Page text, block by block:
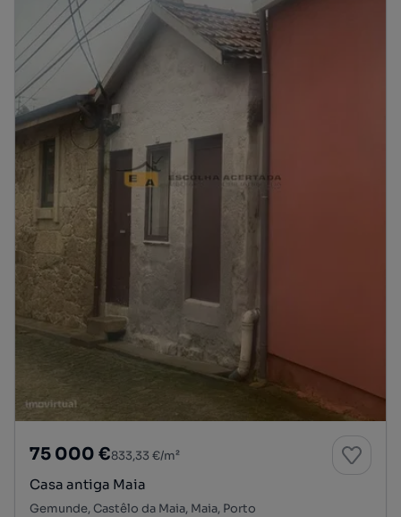
75 000 €833,33 €/m²
Casa antiga Maia
Gemunde, Castêlo da Maia, Maia, Porto